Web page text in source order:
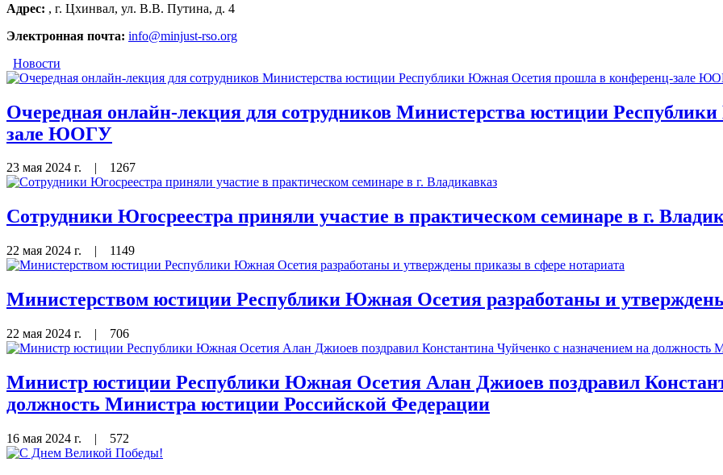
Адрес: , г. Цхинвал, ул. В.В. Путина, д. 4
Электронная почта: info@minjust-rso.org
Новости
Очередная онлайн-лекция для сотрудников Министерства юстиции
зале ЮОГУ
23 мая 2024 г. 1267
Сотрудники Югосреестра приняли участие в практическом семинаре в г.
22 мая 2024 г. | 1149
Министерством юстиции Республики Южная Осетия разработаны и
22 мая 2024 г. | 706
Министр юстиции Республики Южная Осетия Алан Джиоев поздравил
должность Министра юстиции Российской Федерации
16 мая 2024 г. | 572